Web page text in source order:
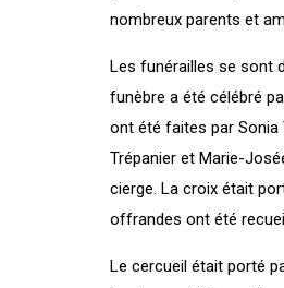
nombreux parents et
Les funérailles se sont
funèbre a été célébré
ont été faites par Sonia
Trépanier et Marie-
cierge. La croix était
offrandes ont été
Le cercueil était porté